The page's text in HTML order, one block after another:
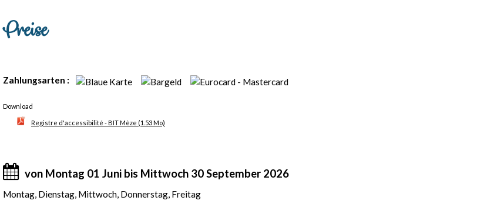
Preise
Zahlungsarten :
Download
Registre d'accessibilité - BIT Mèze (1.53 Mo)
von Montag 01 Juni bis Mittwoch 30 September 2026
Montag, Dienstag, Mittwoch, Donnerstag, Freitag